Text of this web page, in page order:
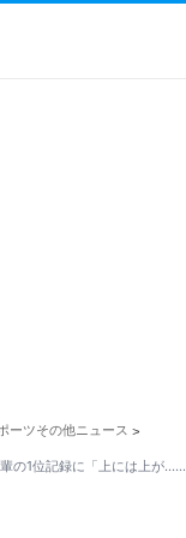
ーツその他ニュース >
の1位記録に「上には上が……